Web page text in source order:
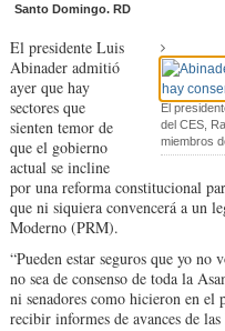
Santo Domingo. RD
El
del CES,
miembros
El presidente Luis
Abina­der admitió
ayer que hay
sectores que
sienten temor de
que el gobierno
actual se incline
por una reforma constitucional
que ni siquiera convencerá a un
Moderno (PRM).
“Pueden estar seguros que yo
no sea de consenso de toda la
ni sena­dores como hicieron en el
recibir infor­mes de avances de